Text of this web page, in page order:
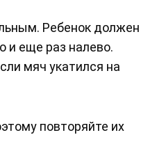
Ребенок должен
и еще раз налево.
мяч укатился на
повторяйте их